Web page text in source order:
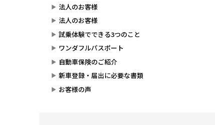
法人のお客様
法人のお客様
試乗体験でできる3つのこと
ワンダフルパスポート
自動車保険のご紹介
新車登録・届出に必要な書類
お客様の声